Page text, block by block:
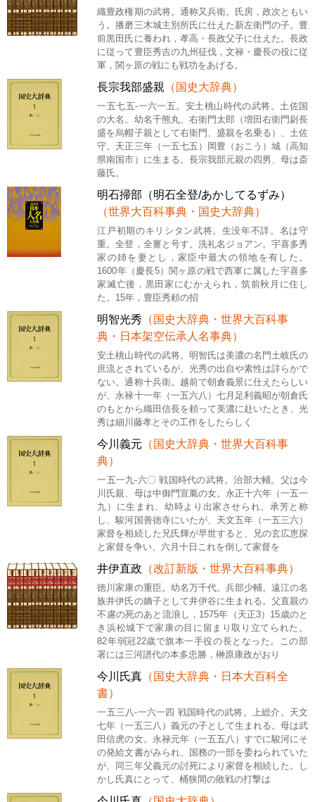
織豊政権期の武将。通称又兵衛。氏房，政次ともい
う。播磨三木城主別所氏に仕えた新左衛門の子。豊
前黒田氏に養われ，孝高・長政父子に仕えた。長政
に従って豊臣秀吉の九州征伐，文禄・慶長の役に従
軍，関ヶ原の戦にも戦功をあげる。
長宗我部盛親 （国史大辞典）
一五七五-一六一五。安土桃山時代の武将。土佐国
の大名。幼名千熊丸、右衛門太郎（増田右衛門尉長
盛を烏帽子親として右衛門、盛親を名乗る）、土佐
守。天正三年（一五七五）岡豊（おこう）城（高知
県南国市）に生まる。長宗我部元親の四男、母は斎
藤氏。
明石掃部（明石全登/あかしてるずみ）
（世界大百科事典・国史大辞典）
江戸初期のキリシタン武将。生没年不詳。名は守
重。全登，全薑と号す。洗礼名ジョアン。宇喜多秀
家の姉を妻とし，家臣中最大の領地を有した。
1600年（慶長5）関ヶ原の戦で西軍に属した宇喜多
家滅亡後，黒田家にむかえられ，筑前秋月に住し
た。15年，豊臣秀頼の招
明智光秀 （国史大辞典・世界大百科事
典・日本架空伝承人名事典）
安土桃山時代の武将。明智氏は美濃の名門土岐氏の
庶流とされているが、光秀の出自や素性は詳らかで
ない。通称十兵衛。越前で朝倉義景に仕えたらしい
が、永禄十一年（一五六八）七月足利義昭が朝倉氏
のもとから織田信長を頼って美濃に赴いたとき、光
秀は細川藤孝とその工作をしたらしく
今川義元 （国史大辞典・世界大百科事
典）
一五一九-六〇 戦国時代の武将。治部大輔。父は今
川氏親、母は中御門宣胤の女。永正十六年（一五一
九）に生まれ、幼時より出家させられ、承芳と称
し、駿河国善徳寺にいたが、天文五年（一五三六）
家督を相続した兄氏輝が早世すると、兄の玄広恵探
と家督を争い、六月十日これを倒して家督を
井伊直政 （改訂新版・世界大百科事典）
徳川家康の重臣。幼名万千代。兵部少輔。遠江の名
族井伊氏の嫡子として井伊谷に生まれる。父直親の
不慮の死のあと流浪し，1575年（天正3）15歳のと
き浜松城下で家康の目に留まり取り立てられた。
82年弱冠22歳で旗本一手役の長となった。この部
署には三河譜代の本多忠勝，榊原康政がおり
今川氏真 （国史大辞典・日本大百科全
書）
一五三八-一六一四 戦国時代の武将。上総介。天文
七年（一五三八）義元の子として生まれる。母は武
田信虎の女。永禄元年（一五五八）すでに駿河にそ
の発給文書がみられ、国務の一部を委ねられていた
が、同三年父義元の討死により家督を相続した。し
かし氏真にとって、桶狭間の敗戦の打撃は